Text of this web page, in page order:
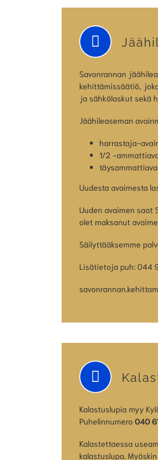
Savonrannan
kehittämissäätiö,
ja sähkölaskut sekä
Jäähileaseman
harrastaja-
1/2 -
Uudesta avaimesta
Uuden avaimen saat
olet maksanut
Säilyttääksemme
Lisätietoja puh: 044
Kalastuslupia myy
Puhelinnumero 040
Kalastettaessa
kalastuslupa.